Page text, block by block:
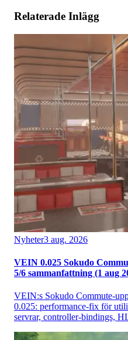
Relaterade Inlägg
Nyheter3 aug. 2026
VEIN 0.025 Sokudo
5/6 sammanfattning (1 aug
VEIN:s Sokudo Commute-
0.025: performance-fix för
servrar, controller-bindings,